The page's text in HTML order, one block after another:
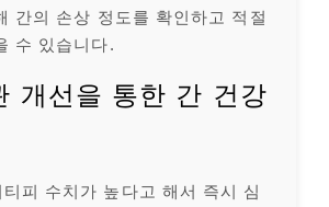
간의 손상 정도를 확인하고 적절
수 있습니다.
개선을 통한 간 건강
피 수치가 높다고 해서 즉시 심